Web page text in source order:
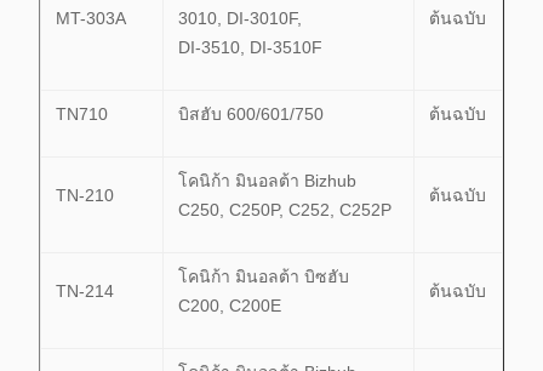
MT-303A
3010, DI-3010F,
DI-3510, DI-3510F
ต้นฉบับ
TN710 บิสฮับ 600/601/750 ต้นฉบับ
TN-210
โคนิก้า มินอลต้า Bizhub
C250, C250P, C252, C252P
ต้นฉบับ
TN-214
โคนิก้า มินอลต้า บิซฮับ
C200, C200E
ต้นฉบับ